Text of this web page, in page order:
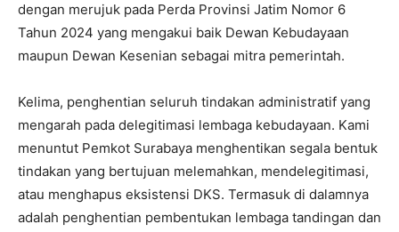
dengan merujuk pada Perda Provinsi Jatim Nomor 6
Tahun 2024 yang mengakui baik Dewan Kebudayaan
maupun Dewan Kesenian sebagai mitra pemerintah.
Kelima, penghentian seluruh tindakan administratif yang
mengarah pada delegitimasi lembaga kebudayaan. Kami
menuntut Pemkot Surabaya menghentikan segala bentuk
tindakan yang bertujuan melemahkan, mendelegitimasi,
atau menghapus eksistensi DKS. Termasuk di dalamnya
adalah penghentian pembentukan lembaga tandingan dan